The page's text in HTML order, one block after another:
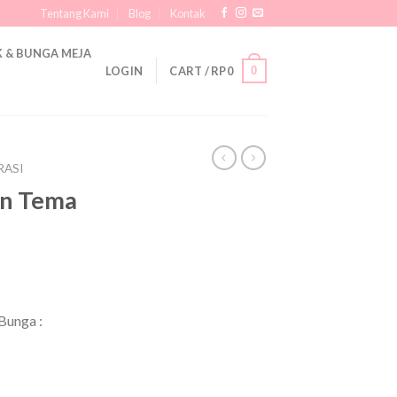
Tentang Kami Blog Kontak
& BUNGA MEJA
LOGIN
CART /RP0 0
Tema
: